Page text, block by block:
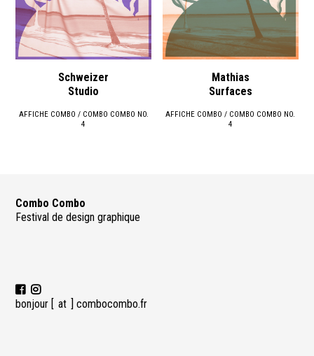
Schweizer
Studio
AFFICHE COMBO / COMBO COMBO NO.
4
Mathias
Surfaces
AFFICHE COMBO / COMBO COMBO NO.
4
Combo Combo
Festival de design graphique
bonjour [at ] combocombo.fr